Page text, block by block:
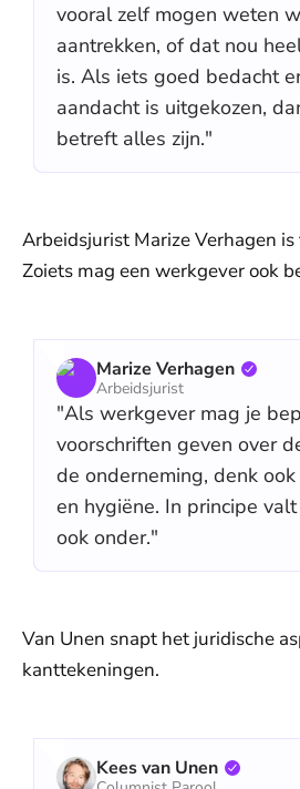
vooral zelf mogen weten
aantrekken, of dat nou
is. Als iets goed bedacht
aandacht is uitgekozen,
betreft alles zijn."
Arbeidsjurist Marize Verhagen
Zoiets mag een werkgever ook
Marize Verhagen
Arbeidsjurist
"Als werkgever mag je
voorschriften geven over
de onderneming, denk
en hygiëne. In principe
ook onder."
Van Unen snapt het juridische
kanttekeningen.
Kees van Unen